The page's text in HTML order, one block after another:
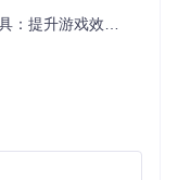
续发展打下基础。
程
等级
效率
效率的全方位指南